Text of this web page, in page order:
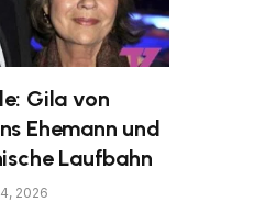
Gila von
Ehemann und
Laufbahn
2026